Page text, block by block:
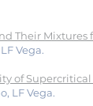
Their Mixtures
Vega.
Supercritical
LF Vega.